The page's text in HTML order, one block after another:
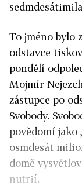
To jméno bylo
odstavce
pondělí
Mojmír
zástupce po
Svobody.
povědomí jako
osmdesát
domě
nutrií.